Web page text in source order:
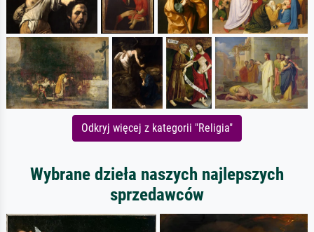
Odkryj więcej z kategorii "Religia"
Wybrane dzieła naszych najlepszych
sprzedawców